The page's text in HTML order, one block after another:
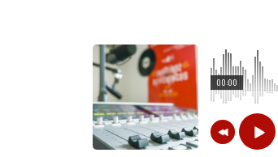
00:00